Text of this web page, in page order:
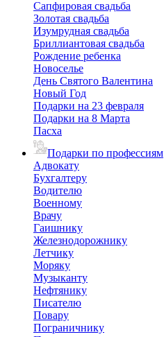
Сапфировая свадьба
Золотая свадьба
Изумрудная свадьба
Бриллиантовая свадьба
Рождение ребенка
Новоселье
День Святого Валентина
Новый Год
Подарки на 23 февраля
Подарки на 8 Марта
Пасха
Подарки по профессиям
Адвокату
Бухгалтеру
Водителю
Военному
Врачу
Гаишнику
Железнодорожнику
Летчику
Моряку
Музыканту
Нефтянику
Писателю
Повару
Пограничнику